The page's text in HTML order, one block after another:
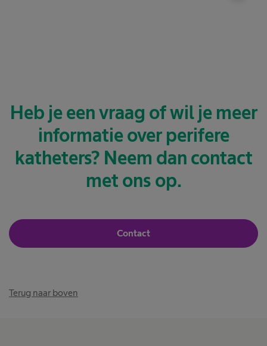
Heb je een vraag of wil je meer
informatie over perifere
katheters? Neem dan contact
met ons op.
Contact
Terug naar boven